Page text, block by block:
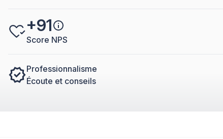
+91
Score NPS
Professionnalisme
Écoute et conseils